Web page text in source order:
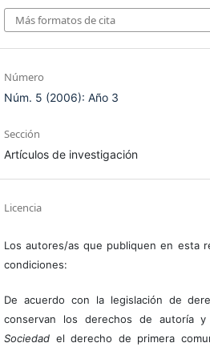
Más formatos de cita
Número
Núm. 5 (2006): Año 3
Sección
Artículos de investigación
Licencia
Los autores/as que publiquen en esta
condiciones:
De acuerdo con la legislación de
conservan los derechos de autoría
Sociedadel derecho de primera